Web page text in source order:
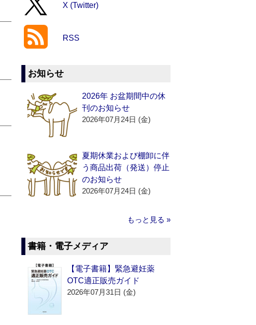
X (Twitter)
RSS
お知らせ
2026年 お盆期間中の休
刊のお知らせ
2026年07月24日 (金)
夏期休業および棚卸に伴
う商品出荷（発送）停止
のお知らせ
2026年07月24日 (金)
もっと見る »
書籍・電子メディア
【電子書籍】緊急避妊薬
OTC適正販売ガイド
2026年07月31日 (金)